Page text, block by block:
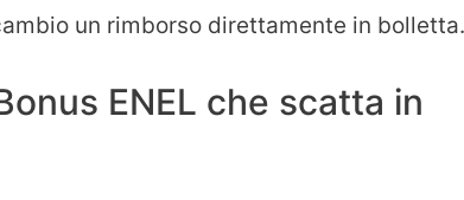
un rimborso direttamente in bolletta.
ENEL che scatta in